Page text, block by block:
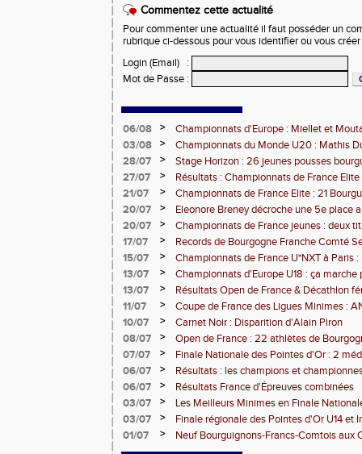
Commentez cette actualité
Pour commenter une actualité il faut posséder un
rubrique ci-dessous pour vous identifier ou vous
Login (Email)
:
Mot de Passe :
06/08 >
Championnats d'Europe : Miellet et
03/08
>
Championnats du Monde U20 : Mathis
3000m steeple
28/07 >
Stage Horizon : 26 jeunes pousses
comtoises retenues
27/07 >
Résultats : Championnats de France
21/07
>
Championnats de France Elite : 21
l'assaut d'Albi
20/07 >
Eleonore Breney décroche une 5e place
d'Europe U18
20/07 >
Championnats de France jeunes : deux
de médailles pour la BFC
17/07 >
Records de Bourgogne Franche Comté
15/07
>
Championnats de France U*NXT à Paris
Comté en force
13/07 >
Championnats d'Europe U18 : ça marche
13/07
>
Résultats Open de France & Décathlon
Bourguignons-Francs-Comtois sur le
11/07 >
Coupe de France des Ligues Minimes :
10/07
>
Carnet Noir : Disparition d'Alain Piron
08/07
>
Open de France : 22 athlètes de
clubs) engagés
07/07 >
Finale Nationale des Pointes d'Or : 2
DUC
06/07 >
Résultats : les champions et
Dijon
06/07 >
Résultats France d'Épreuves combinées
03/07
>
Les Meilleurs Minimes en Finale
03/07
>
Finale régionale des Pointes d'Or U14 et
01/07
>
Neuf Bourguignons-Francs-Comtois aux